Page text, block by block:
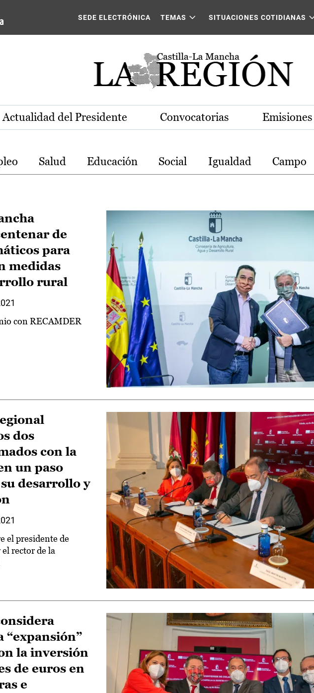
de Castilla-La Mancha
SEDE ELECTRÓNICA TEMAS SITUACIONES COTIDIANAS
Actualidad del Presidente Convocatorias
Salud Educación Social Igualdad Campo
de
para
medidas
rural
con RECAMDER
dos
con la
un paso
desarrollo y
el presidente de
rector de la
“expansión”
la inversión
de euros en
e